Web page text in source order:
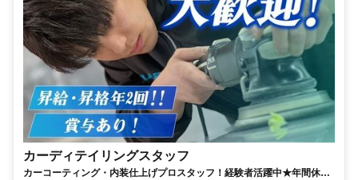
カーディテイリングスタッフ
カーコーティング・内装仕上げプロスタッフ！経験者活躍中★年間休日